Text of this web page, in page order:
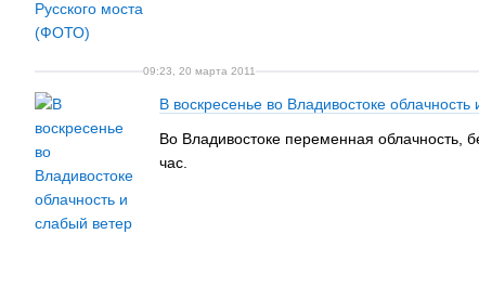
09:23, 20 марта 2011
В воскресенье во Владивостоке
Во Владивостоке переменная облачность,
час.